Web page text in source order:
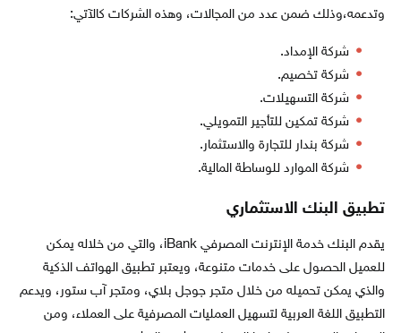
وتدعمه،وذلك ضمن عدد من المجالات، وهذه الشركات كالآتي:
شركة الإمداد.
شركة تخصيم.
شركة التسهيلات.
شركة تمكين للتأجير التمويلي.
شركة بندار للتجارة والاستثمار.
شركة الموارد للوساطة المالية.
تطبيق البنك الاستثماري
يقدم البنك خدمة الإنترنت المصرفي iBank، والتي من خلاله يمكن
للعميل الحصول على خدمات متنوعة، ويعتبر تطبيق الهواتف الذكية
والذي يمكن تحميله من خلال متجر جوجل بلاي، ومتجر آب ستور، ويدعم
التطبيق اللغة العربية لتسهيل العمليات المصرفية على العملاء، ومن